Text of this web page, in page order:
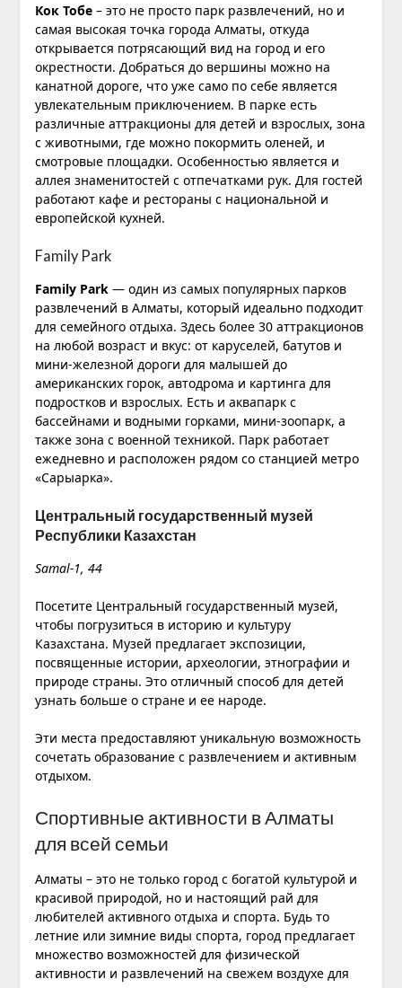
Кок Тобе– это не просто парк развлечений, но и
самая высокая точка города Алматы, откуда
открывается потрясающий вид на город и его
окрестности. Добраться до вершины можно на
канатной дороге, что уже само по себе является
увлекательным приключением. В парке есть
различные аттракционы для детей и взрослых, зона
с животными, где можно покормить оленей, и
смотровые площадки. Особенностью является и
аллея знаменитостей с отпечатками рук. Для гостей
работают кафе и рестораны с национальной и
европейской кухней.
Family Park
Family Park— один из самых популярных парков
развлечений в Алматы, который идеально подходит
для семейного отдыха. Здесь более 30 аттракционов
на любой возраст и вкус: от каруселей, батутов и
мини-железной дороги для малышей до
американских горок, автодрома и картинга для
подростков и взрослых. Есть и аквапарк с
бассейнами и водными горками, мини-зоопарк, а
также зона с военной техникой. Парк работает
ежедневно и расположен рядом со станцией метро
«Сарыарка».
Центральный государственный музей
Республики Казахстан
Samal-1, 44
Посетите Центральный государственный музей,
чтобы погрузиться в историю и культуру
Казахстана. Музей предлагает экспозиции,
посвященные истории, археологии, этнографии и
природе страны. Это отличный способ для детей
узнать больше о стране и ее народе.
Эти места предоставляют уникальную возможность
сочетать образование с развлечением и активным
отдыхом.
Спортивные активности в Алматы
для всей семьи
Алматы – это не только город с богатой культурой и
красивой природой, но и настоящий рай для
любителей активного отдыха и спорта. Будь то
летние или зимние виды спорта, город предлагает
множество возможностей для физической
активности и развлечений на свежем воздухе для